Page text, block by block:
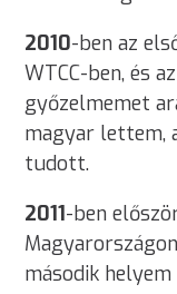
2010-ben az
WTCC-ben, és
győzelmemet
magyar lettem,
tudott.
2011-ben
második